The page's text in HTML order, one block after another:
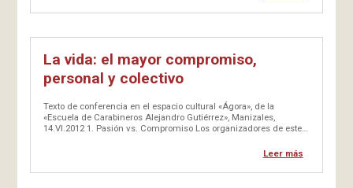
La vida: el mayor compromiso,
personal y colectivo
Texto de conferencia en el espacio cultural «Ágora», de la
«Escuela de Carabineros Alejandro Gutiérrez», Manizales,
14.VI.2012 1. Pasión vs. Compromiso Los organizadores de este
tener por cuidar nuestra vida». Y con respeto lo he considerado
Leer más